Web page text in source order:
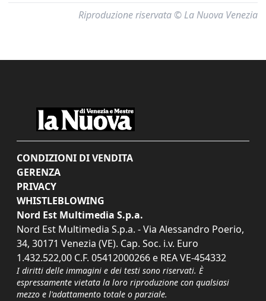
Riproduzione riservata © La Nuova Venezia
CONDIZIONI DI VENDITA
GERENZA
PRIVACY
WHISTLEBLOWING
Nord Est Multimedia S.p.a.
Nord Est Multimedia S.p.a. - Via Alessandro Poerio,
34, 30171 Venezia (VE). Cap. Soc. i.v. Euro
1.432.522,00 C.F. 05412000266 e REA VE-454332
I diritti delle immagini e dei testi sono riservati. È
espressamente vietata la loro riproduzione con qualsiasi
mezzo e l'adattamento totale o parziale.